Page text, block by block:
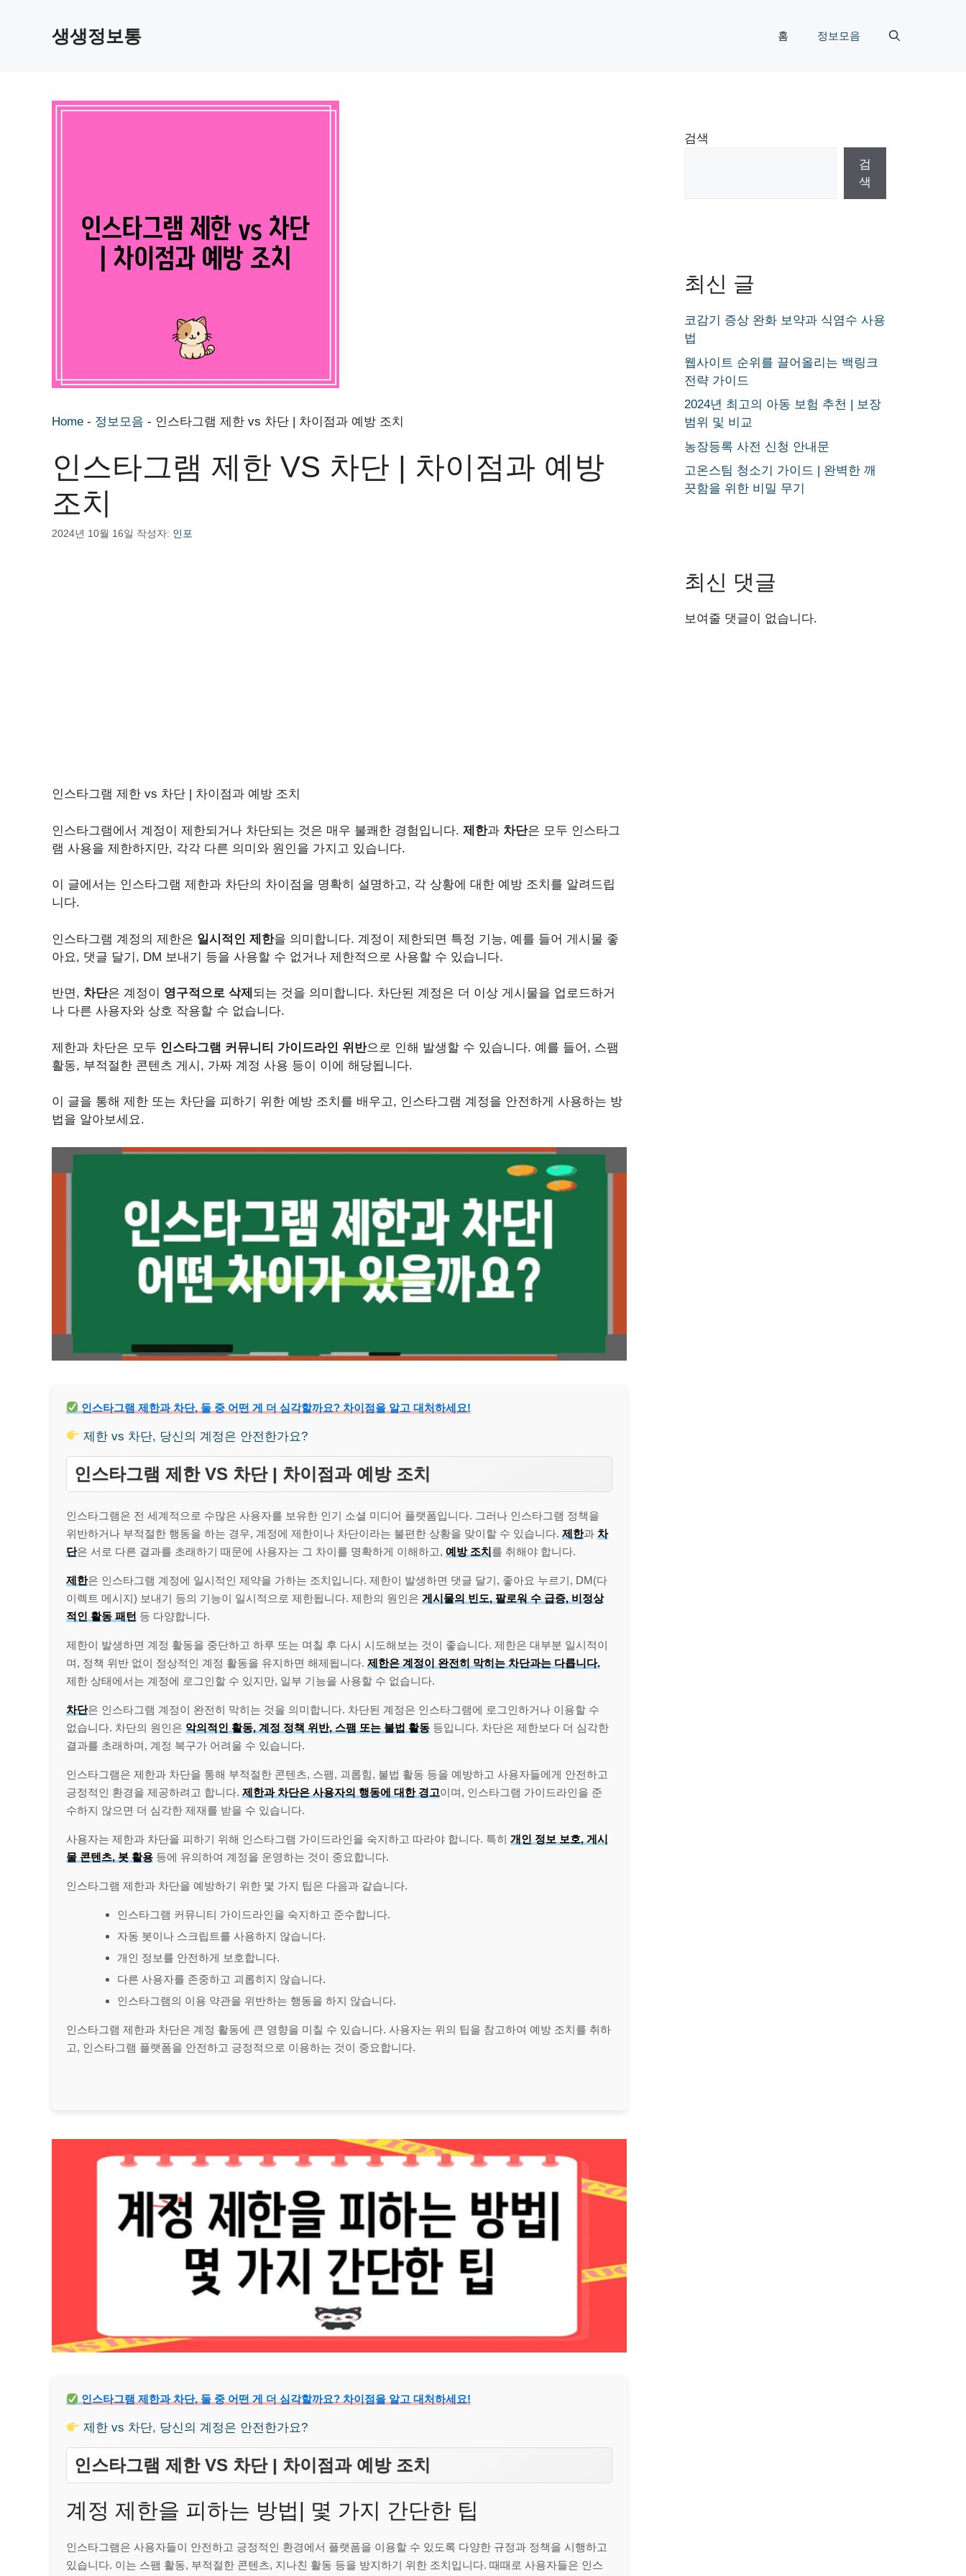
생생정보통 홈 정보모음
Home - 정보모음 - 인스타그램 제한 vs 차단 | 차이점과 예방 조치
인스타그램 제한 VS 차단 | 차이점과 예방
조치
2024년 10월 16일 작성자: 인포
인스타그램 제한 vs 차단 | 차이점과 예방 조치
인스타그램에서 계정이 제한되거나 차단되는 것은 매우 불쾌한 경험입니다. 제한과 차단은 모두 인스타그
램 사용을 제한하지만, 각각 다른 의미와 원인을 가지고 있습니다.
이 글에서는 인스타그램 제한과 차단의 차이점을 명확히 설명하고, 각 상황에 대한 예방 조치를 알려드립
니다.
인스타그램 계정의 제한은 일시적인 제한을 의미합니다. 계정이 제한되면 특정 기능, 예를 들어 게시물 좋
아요, 댓글 달기, DM 보내기 등을 사용할 수 없거나 제한적으로 사용할 수 있습니다.
반면, 차단은 계정이 영구적으로 삭제 되는 것을 의미합니다. 차단된 계정은 더 이상 게시물을 업로드하거
나 다른 사용자와 상호 작용할 수 없습니다.
제한과 차단은 모두 인스타그램 커뮤니티 가이드라인 위반으로 인해 발생할 수 있습니다. 예를 들어, 스팸
활동, 부적절한 콘텐츠 게시, 가짜 계정 사용 등이 이에 해당됩니다.
이 글을 통해 제한 또는 차단을 피하기 위한 예방 조치를 배우고, 인스타그램 계정을 안전하게 사용하는 방
법을 알아보세요.
인스타그램 제한과 차단, 둘 중 어떤 게 더 심각할까요? 차이점을 알고 대처하세요!
제한 vs 차단, 당신의 계정은 안전한가요?
인스타그램 제한 VS 차단 | 차이점과 예방 조치
인스타그램은 전 세계적으로 수많은 사용자를 보유한 인기 소셜 미디어 플랫폼입니다. 그러나 인스타그램 정책을
위반하거나 부적절한 행동을 하는 경우, 계정에 제한이나 차단이라는 불편한 상황을 맞이할 수 있습니다. 제한과 차
단은 서로 다른 결과를 초래하기 때문에 사용자는 그 차이를 명확하게 이해하고, 예방 조치를 취해야 합니다.
제한은 인스타그램 계정에 일시적인 제약을 가하는 조치입니다. 제한이 발생하면 댓글 달기, 좋아요 누르기, DM(다
이렉트 메시지) 보내기 등의 기능이 일시적으로 제한됩니다. 제한의 원인은 게시물의 빈도, 팔로워 수 급증, 비정상
적인 활동 패턴 등 다양합니다.
제한이 발생하면 계정 활동을 중단하고 하루 또는 며칠 후 다시 시도해보는 것이 좋습니다. 제한은 대부분 일시적이
며, 정책 위반 없이 정상적인 계정 활동을 유지하면 해제됩니다. 제한은 계정이 완전히 막히는 차단과는 다릅니다.
제한 상태에서는 계정에 로그인할 수 있지만, 일부 기능을 사용할 수 없습니다.
차단은 인스타그램 계정이 완전히 막히는 것을 의미합니다. 차단된 계정은 인스타그램에 로그인하거나 이용할 수
없습니다. 차단의 원인은 악의적인 활동, 계정 정책 위반, 스팸 또는 불법 활동 등입니다. 차단은 제한보다 더 심각한
결과를 초래하며, 계정 복구가 어려울 수 있습니다.
인스타그램은 제한과 차단을 통해 부적절한 콘텐츠, 스팸, 괴롭힘, 불법 활동 등을 예방하고 사용자들에게 안전하고
긍정적인 환경을 제공하려고 합니다. 제한과 차단은 사용자의 행동에 대한 경고이며, 인스타그램 가이드라인을 준
수하지 않으면 더 심각한 제재를 받을 수 있습니다.
사용자는 제한과 차단을 피하기 위해 인스타그램 가이드라인을 숙지하고 따라야 합니다. 특히 개인 정보 보호, 게시
물 콘텐츠, 봇 활용 등에 유의하여 계정을 운영하는 것이 중요합니다.
인스타그램 제한과 차단을 예방하기 위한 몇 가지 팁은 다음과 같습니다.
인스타그램 커뮤니티 가이드라인을 숙지하고 준수합니다.
자동 봇이나 스크립트를 사용하지 않습니다.
개인 정보를 안전하게 보호합니다.
다른 사용자를 존중하고 괴롭히지 않습니다.
인스타그램의 이용 약관을 위반하는 행동을 하지 않습니다.
인스타그램 제한과 차단은 계정 활동에 큰 영향을 미칠 수 있습니다. 사용자는 위의 팁을 참고하여 예방 조치를 취하
고, 인스타그램 플랫폼을 안전하고 긍정적으로 이용하는 것이 중요합니다.
인스타그램 제한과 차단, 둘 중 어떤 게 더 심각할까요? 차이점을 알고 대처하세요!
제한 vs 차단, 당신의 계정은 안전한가요?
인스타그램 제한 VS 차단 | 차이점과 예방 조치
계정 제한을 피하는 방법| 몇 가지 간단한 팁
인스타그램은 사용자들이 안전하고 긍정적인 환경에서 플랫폼을 이용할 수 있도록 다양한 규정과 정책을 시행하고
있습니다. 이는 스팸 활동, 부적절한 콘텐츠, 지나친 활동 등을 방지하기 위한 조치입니다. 때때로 사용자들은 인스
검색
검
색
최신 글
코감기 증상 완화 보약과 식염수 사용
법
웹사이트 순위를 끌어올리는 백링크
전략 가이드
2024년 최고의 아동 보험 추천 | 보장
범위 및 비교
농장등록 사전 신청 안내문
고온스팀 청소기 가이드 | 완벽한 깨
끗함을 위한 비밀 무기
최신 댓글
보여줄 댓글이 없습니다.